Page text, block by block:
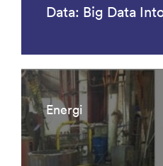
Data: Big Data
Energi